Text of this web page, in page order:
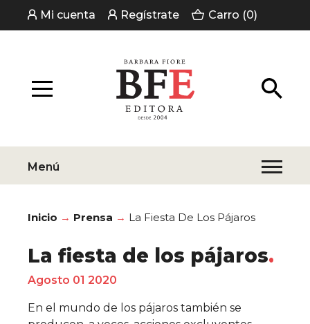
Mi cuenta Regístrate Carro (0)
Menú
Inicio Prensa La Fiesta De Los Pájaros
La fiesta de los pájaros
Agosto 01 2020
En el mundo de los pájaros también se